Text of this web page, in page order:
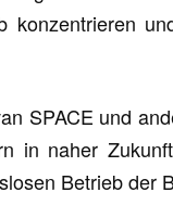
SPACE und
in naher
Betrieb der